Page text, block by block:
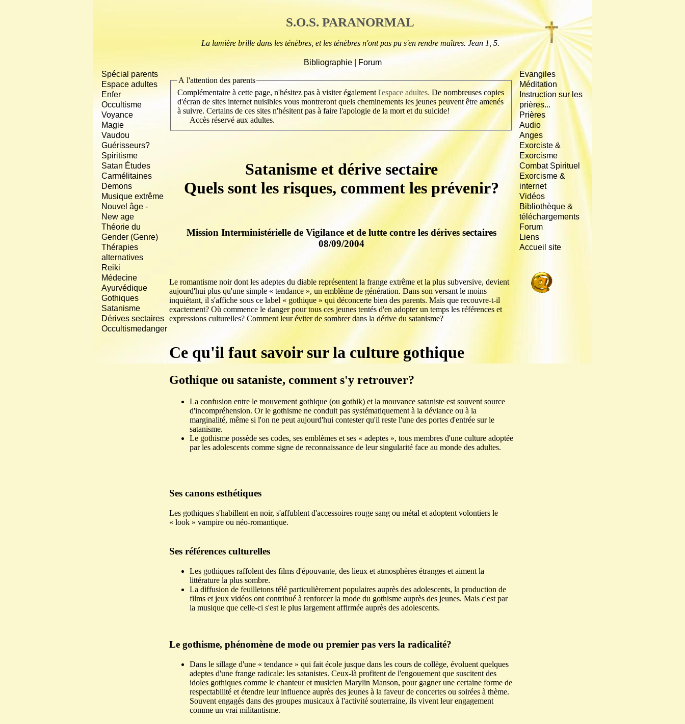
S.O.S. PARANORMAL
La lumière brille dans les ténèbres, et les ténèbres n'ont pas pu s'en rendre maîtres. Jean 1, 5.
Bibliographie|Forum
Spécial parents
Espace adultes
Enfer
Occultisme
Voyance
Magie
Vaudou
Guérisseurs?
Spiritisme
Satan Études
Carmélitaines
Demons
Musique extrême
Nouvel âge -
New age
Théorie du
Gender (Genre)
Thérapies
alternatives
Reiki
Médecine
Ayurvédique
Gothiques
Satanisme
Dérives sectaires
Occultismedanger
Evangiles
Méditation
Instruction sur les
prières...
Prières
Audio
Anges
Exorciste &
Exorcisme
Combat Spirituel
Exorcisme &
internet
Vidéos
Bibliothèque &
téléchargements
Forum
Liens
Accueil site
A l'attention des parents
Complémentaire à cette page, n'hésitez pas à visiter également l'espace adultes. De nombreuses copies
d'écran de sites internet nuisibles vous montreront quels cheminements les jeunes peuvent être amenés
à suivre. Certains de ces sites n'hésitent pas à faire l'apologie de la mort et du suicide!
Accès réservé aux adultes.
Satanisme et dérive sectaire
Quels sont les risques, comment les prévenir?
Mission Interministérielle de Vigilance et de lutte contre les dérives sectaires
08/09/2004
Le romantisme noir dont les adeptes du diable représentent la frange extrême et la plus subversive, devient
aujourd'hui plus qu'une simple « tendance », un emblème de génération. Dans son versant le moins
inquiétant, il s'affiche sous ce label « gothique » qui déconcerte bien des parents. Mais que recouvre-t-il
exactement? Où commence le danger pour tous ces jeunes tentés d'en adopter un temps les références et
expressions culturelles? Comment leur éviter de sombrer dans la dérive du satanisme?
Ce qu'il faut savoir sur la culture gothique
Gothique ou sataniste, comment s'y retrouver?
La confusion entre le mouvement gothique (ou gothik) et la mouvance sataniste est souvent source
d'incompréhension. Or le gothisme ne conduit pas systématiquement à la déviance ou à la
marginalité, même si l'on ne peut aujourd'hui contester qu'il reste l'une des portes d'entrée sur le
satanisme.
Le gothisme possède ses codes, ses emblèmes et ses « adeptes », tous membres d'une culture adoptée
par les adolescents comme signe de reconnaissance de leur singularité face au monde des adultes.
Ses canons esthétiques
Les gothiques s'habillent en noir, s'affublent d'accessoires rouge sang ou métal et adoptent volontiers le
« look » vampire ou néo-romantique.
Ses références culturelles
Les gothiques raffolent des films d'épouvante, des lieux et atmosphères étranges et aiment la
littérature la plus sombre.
La diffusion de feuilletons télé particulièrement populaires auprès des adolescents, la production de
films et jeux vidéos ont contribué à renforcer la mode du gothisme auprès des jeunes. Mais c'est par
la musique que celle-ci s'est le plus largement affirmée auprès des adolescents.
Le gothisme, phénomène de mode ou premier pas vers la radicalité?
Dans le sillage d'une « tendance » qui fait école jusque dans les cours de collège, évoluent quelques
adeptes d'une frange radicale: les satanistes. Ceux-là profitent de l'engouement que suscitent des
idoles gothiques comme le chanteur et musicien Marylin Manson, pour gagner une certaine forme de
respectabilité et étendre leur influence auprès des jeunes à la faveur de concertes ou soirées à thème.
Souvent engagés dans des groupes musicaux à l'activité souterraine, ils vivent leur engagement
comme un vrai militantisme.